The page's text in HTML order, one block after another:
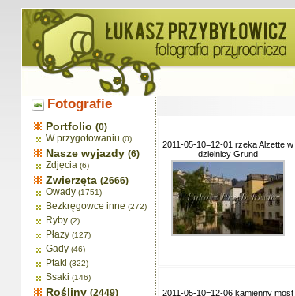
Fotografie
Portfolio (0)
W przygotowaniu (0)
Nasze wyjazdy (6)
Zdjęcia (6)
Zwierzęta (2666)
Owady (1751)
Bezkręgowce inne (272)
Ryby (2)
Płazy (127)
Gady (46)
Ptaki (322)
Ssaki (146)
Rośliny (2449)
2011-05-10=12-01 rzeka Alzette w
dzielnicy Grund
2011-05-10=12-06 kamienny most